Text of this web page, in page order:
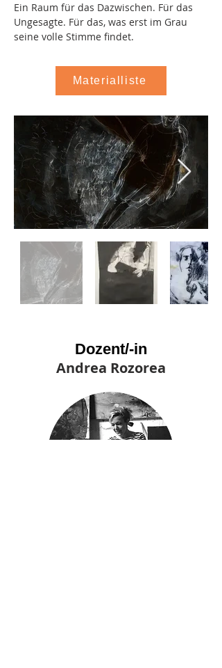
Ein Raum für das Dazwischen. Für das
Ungesagte. Für das, was erst im Grau
seine volle Stimme findet.
Materialliste
Dozent/-in
Andrea Rozorea